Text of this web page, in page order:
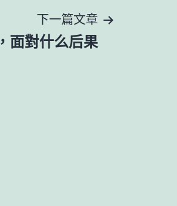
下一篇文章
面對什么后果